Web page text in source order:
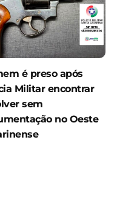
é preso após
Militar encontrar
sem
no Oeste